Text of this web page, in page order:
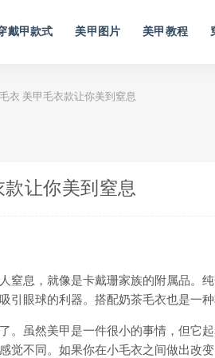
戴甲款式 美甲图片 美甲教程
衣 美甲毛衣款让你美到窒息
让你美到窒息
息，就像是卡戴珊家族的附属品。纯
引眼球的利器。搭配奶茶毛衣也是一种
虽然美甲是一件很小的事情，但它起
觉不同。如果你在小毛衣之间做出改变